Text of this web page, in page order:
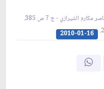
2010-01-16